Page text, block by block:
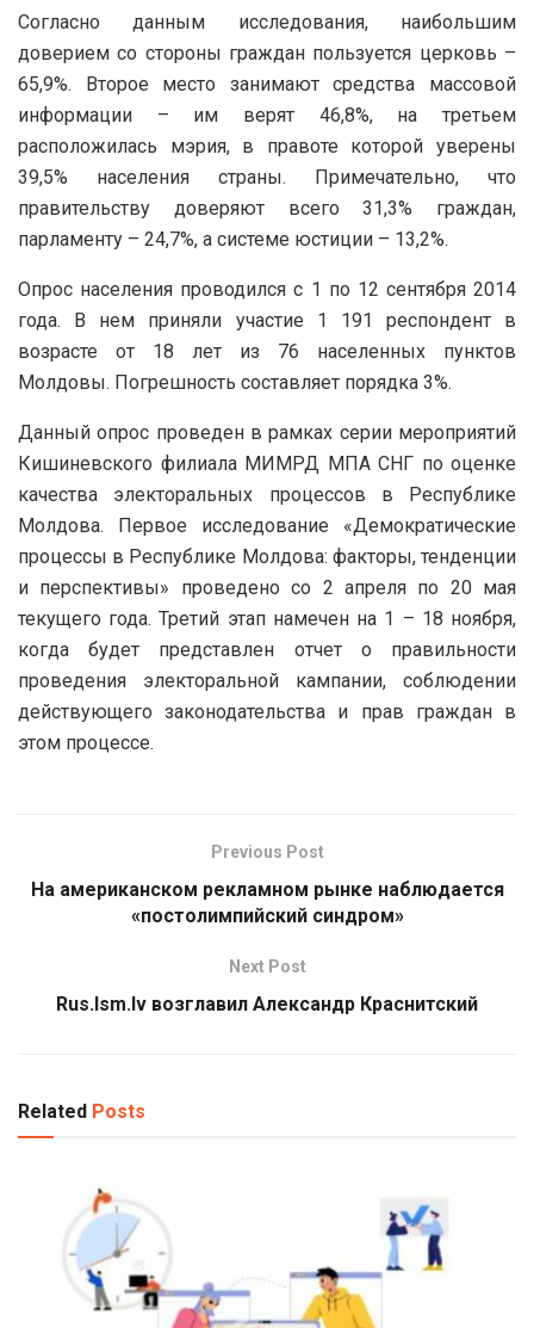
Согласно данным исследования, наибольшим
доверием со стороны граждан пользуется церковь –
65,9%. Второе место занимают средства массовой
информации – им верят 46,8%, на третьем
расположилась мэрия, в правоте которой уверены
39,5% населения страны. Примечательно, что
правительству доверяют всего 31,3% граждан,
парламенту – 24,7%, а системе юстиции – 13,2%.
Опрос населения проводился с 1 по 12 сентября 2014
года. В нем приняли участие 1 191 респондент в
возрасте от 18 лет из 76 населенных пунктов
Молдовы. Погрешность составляет порядка 3%.
Данный опрос проведен в рамках серии мероприятий
Кишиневского филиала МИМРД МПА СНГ по оценке
качества электоральных процессов в Республике
Молдова. Первое исследование «Демократические
процессы в Республике Молдова: факторы, тенденции
и перспективы» проведено со 2 апреля по 20 мая
текущего года. Третий этап намечен на 1 – 18 ноября,
когда будет представлен отчет о правильности
проведения электоральной кампании, соблюдении
действующего законодательства и прав граждан в
этом процессе.
Previous Post
На американском рекламном рынке наблюдается
«постолимпийский синдром»
Next Post
Rus.lsm.lv возглавил Александр Краснитский
Related Posts